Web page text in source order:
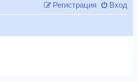
Вход
Регистрация